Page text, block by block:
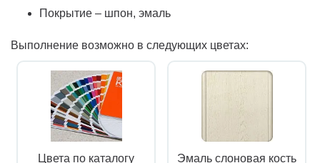
Покрытие – шпон, эмаль
Выполнение возможно в следующих цветах:
Цвета по каталогу Эмаль слоновая кость